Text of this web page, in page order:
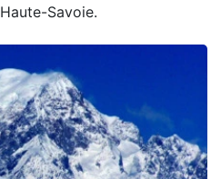
Savoie.